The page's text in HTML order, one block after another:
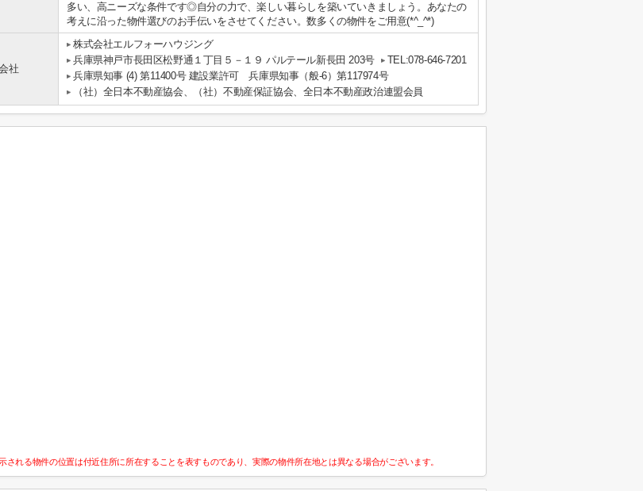
多い、高ニーズな条件です◎自分の力で、楽しい暮らしを築いていきましょう。あなたの
考えに沿った物件選びのお手伝いをさせてください。数多くの物件をご用意(*^_^*)
社
株式会社エルフォーハウジング
兵庫県神戸市長田区松野通１丁目５－１９ パルテール新長田 203号
TEL:078-646-7201
兵庫県知事 (4) 第11400号 建設業許可 兵庫県知事（般-6）第117974号
（社）全日本不動産協会、（社）不動産保証協会、全日本不動産政治連盟会員
される物件の位置は付近住所に所在することを表すものであり、実際の物件所在地とは異なる場合がございます。